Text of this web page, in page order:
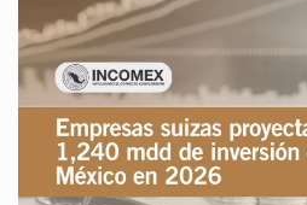
EN
EN
2026